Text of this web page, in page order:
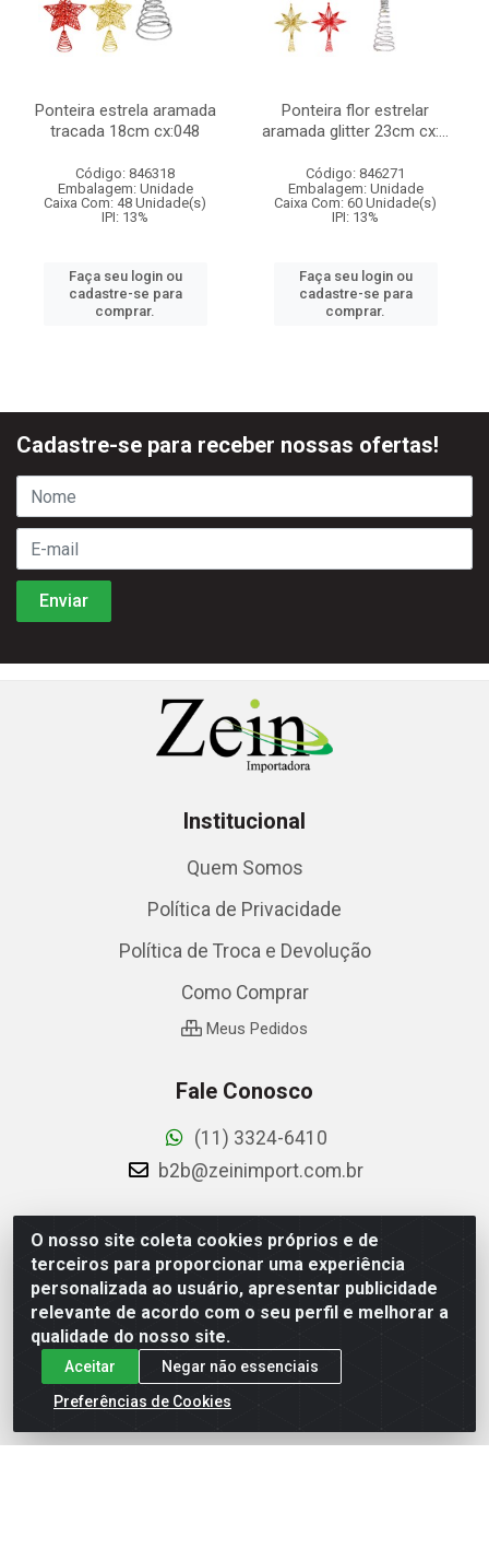
Ponteira estrela aramada
tracada 18cm cx:048
Código: 846318
Embalagem: Unidade
Caixa Com: 48 Unidade(s)
IPI: 13%
Faça seu login ou
cadastre-se para
comprar.
Ponteira flor estrelar
aramada glitter 23cm cx:...
Código: 846271
Embalagem: Unidade
Caixa Com: 60 Unidade(s)
IPI: 13%
Faça seu login ou
cadastre-se para
comprar.
O nosso site coleta cookies próprios e de
terceiros para proporcionar uma experiência
personalizada ao usuário, apresentar publicidade
relevante de acordo com o seu perfil e melhorar a
qualidade do nosso site.
Aceitar
Negar não essenciais
Preferências de Cookies
Cadastre-se para receber nossas ofertas!
Institucional
Quem Somos
Política de Privacidade
Política de Troca e Devolução
Como Comprar
Meus Pedidos
Fale Conosco
(11) 3324-6410
b2b@zeinimport.com.br
Redes Sociais
Instagram
Facebook
YouTube
TikTok